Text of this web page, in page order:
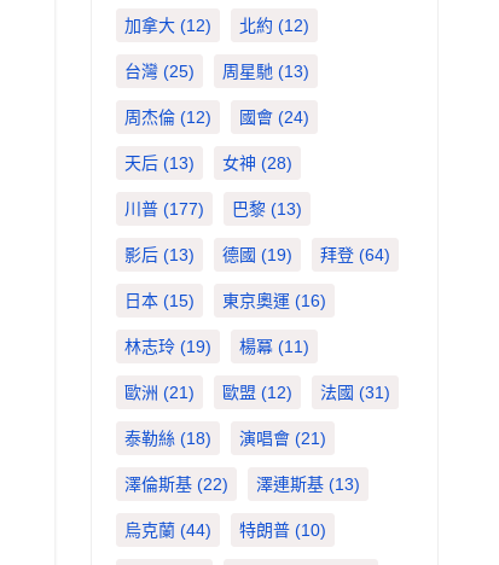
加拿大(12) 北約 (12)
台灣(25) 周星馳 (13)
周杰倫(12) 國會(24)
天后(13) 女神 (28)
川普(177) 巴黎(13)
影后(13) 德國 (19) 拜登(64)
日本(15) 東京奧運 (16)
林志玲(19) 楊冪(11)
歐洲 (21) 歐盟 (12) 法國 (31)
泰勒絲 (18) 演唱會(21)
澤倫斯基(22) 澤連斯基(13)
烏克蘭(44) 特朗普(10)